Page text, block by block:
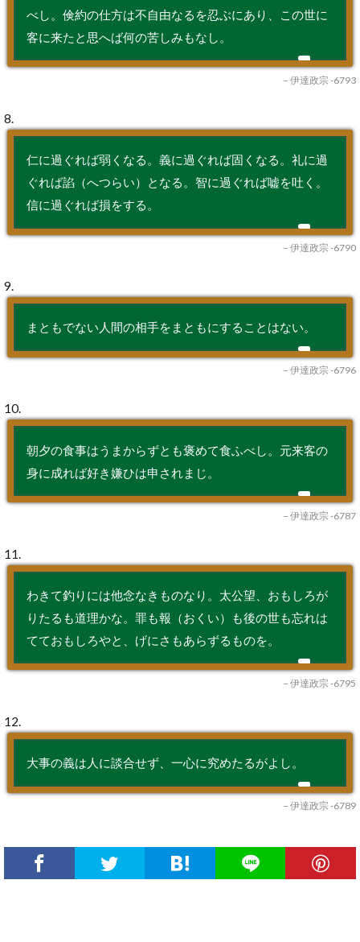
べし。倹約の仕方は不自由なるを忍ぶにあり、この世に
客に来たと思へば何の苦しみもなし。
– 伊達政宗 -6793
8.
仁に過ぐれば弱くなる。義に過ぐれば固くなる。礼に過
ぐれば諂（へつらい）となる。智に過ぐれば嘘を吐く。
信に過ぐれば損をする。
– 伊達政宗 -6790
9.
まともでない人間の相手をまともにすることはない。
– 伊達政宗 -6796
10.
朝夕の食事はうまからずとも褒めて食ふべし。元来客の
身に成れば好き嫌ひは申されまじ。
– 伊達政宗 -6787
11.
わきて釣りには他念なきものなり。太公望、おもしろが
りたるも道理かな。罪も報（おくい）も後の世も忘れは
てておもしろやと、げにさもあらずるものを。
– 伊達政宗 -6795
12.
大事の義は人に談合せず、一心に究めたるがよし。
– 伊達政宗 -6789